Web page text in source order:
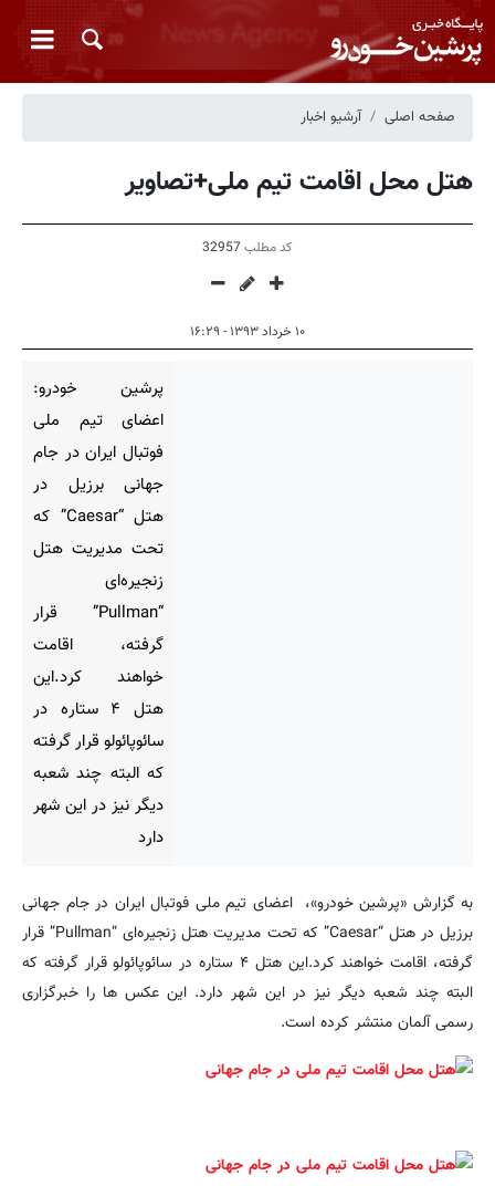
صفحه اصلی آرشیو اخبار
هتل محل اقامت تیم ملی+تصاویر
کد مطلب 32957
۱۰ خرداد ۱۳۹۳ - ۱۶:۲۹
پرشین خودرو:
اعضای تیم ملی
فوتبال ایران در جام
جهانی برزیل در
هتل “Caesar” که
تحت مدیریت هتل
زنجیره‌ای
“Pullman” قرار
گرفته، اقامت
خواهند کرد.این
هتل ۴ ستاره در
سائو‌پائولو قرار گرفته
که البته چند شعبه
دیگر نیز در این شهر
دارد
به گزارش «پرشین خودرو»، اعضای تیم ملی فوتبال ایران در جام جهانی
برزیل در هتل “Caesar” که تحت مدیریت هتل زنجیره‌ای “Pullman” قرار
گرفته، اقامت خواهند کرد.این هتل ۴ ستاره در سائو‌پائولو قرار گرفته که
البته چند شعبه دیگر نیز در این شهر دارد. این عکس ها را خبرگزاری
رسمی آلمان منتشر کرده است.